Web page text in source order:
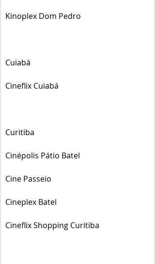
Kinoplex Dom Pedro
Cuiabá
Cineflix Cuiabá
Curitiba
Cinépolis Pátio Batel
Cine Passeio
Cineplex Batel
Cineflix Shopping Curitiba